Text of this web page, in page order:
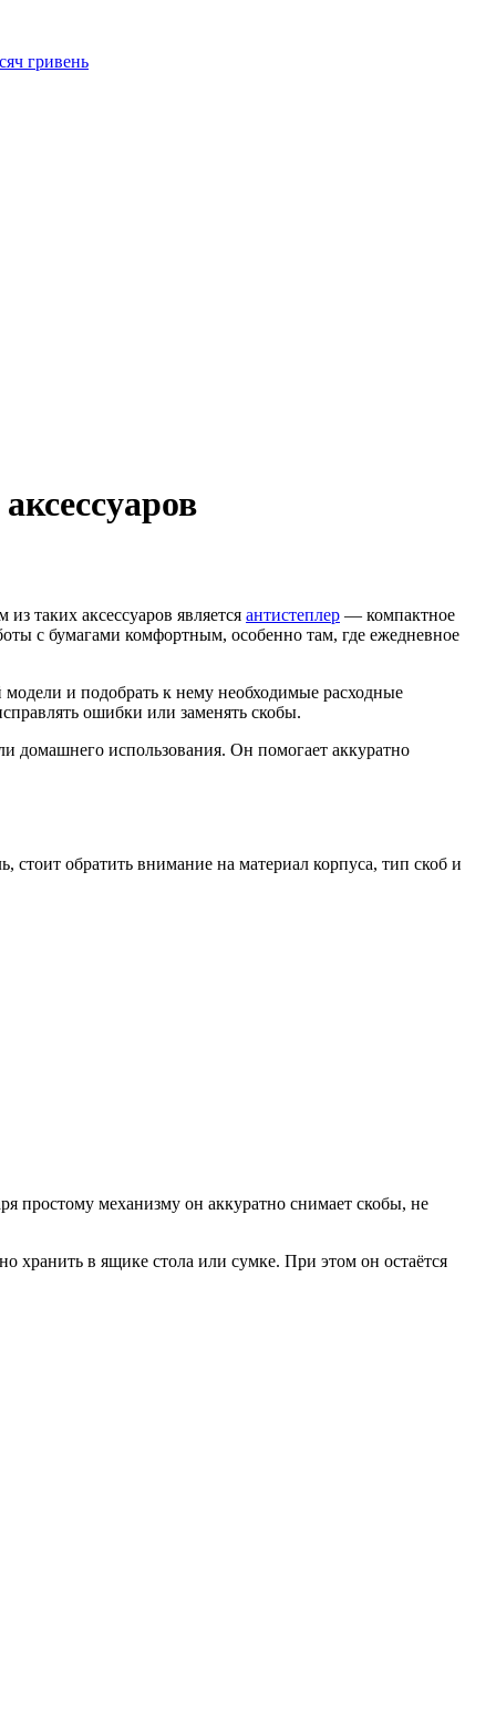
гривень
таких аксессуаров является антистеплер — компактное
с бумагами комфортным, особенно там, где ежедневное
модели и подобрать к нему необходимые расходные
ошибки или заменять скобы.
домашнего использования. Он помогает аккуратно
обратить внимание на материал корпуса, тип скоб и
простому механизму он аккуратно снимает скобы, не
хранить в ящике стола или сумке. При этом он остаётся